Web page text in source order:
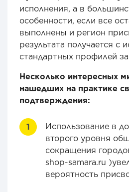
исполнения, а в
особенности, если все
выполнены и регион
результата получается с
стандартных профилей
Несколько интересных
нашедших на практике
подтверждения:
Использование в
второго уровня
сокращения
shop-samara.ru
вероятность